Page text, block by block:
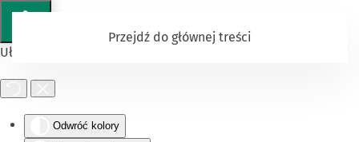
Ułatwienia dostępu
Odwróć kolory
Przejdź do głównej treści